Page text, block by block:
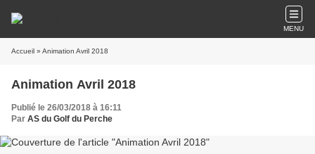
MENU
Accueil » Animation Avril 2018
Animation Avril 2018
Publié le 26/03/2018 à 16:11
Par AS du Golf du Perche